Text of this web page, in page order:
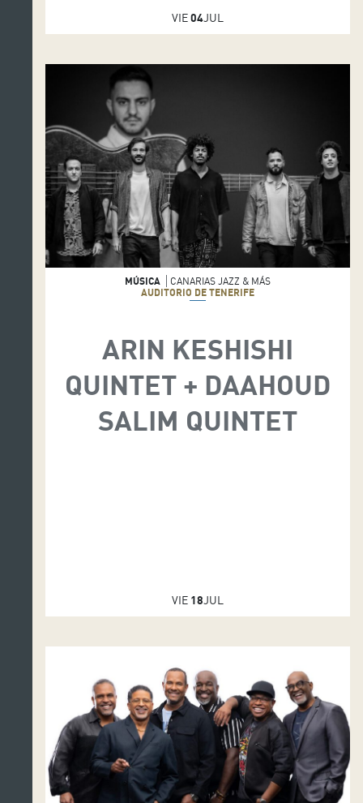
VIE04JUL
MÚSICA
CANARIAS JAZZ & MÁS
AUDITORIO DE TENERIFE
ARIN KESHISHI
QUINTET + DAAHOUD
SALIM QUINTET
VIE 18JUL